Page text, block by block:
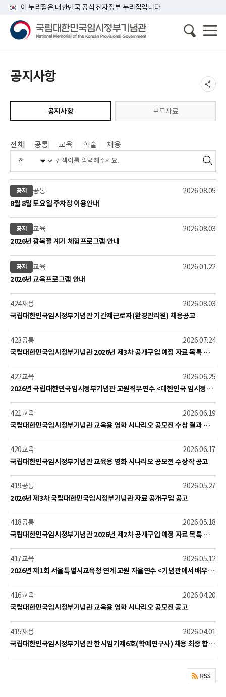
이 누리집은 대한민국 공식 전자정부 누리집입니다.
공지사항
공지사항 보도자료
전체 공통 교육 학술 채용
번
호:
공지
구
분:
공통
제
8월 8일 토요일 주차장 이용안내
게
2026.08.05
번
호:
공지
구
분:
교육
제
2026년 광복절 계기 체험프로그램 안내
게
2026.08.03
번
호:
공지
구
분:
교육
제
2026년 교육프로그램 안내
게
2026.01.22
번
호:
424구
분:
채용
제
국립대한민국임시정부기념관 기간제근로자(환경관리원) 채용공고
게
시
2026.08.03
번
호:
423구
분:
공통
제
국립대한민국임시정부기념관 2026년 제3차 공개구입 예정 자료 목록 공개
게
시
2026.07.24
번
호:
422구
분:
교육
제
2026년 국립대한민국임시정부기념관 교원직무연수 <대한민국 임시정부사, 학교교육 활용 역량 강화 직무연수 - 대한민국 임시정부사, 학교교육에 어떻게 활용할 수 있을까?> 신청 안내
게
시
2026.06.25
번
호:
421구
분:
교육
제
국립대한민국임시정부기념관 교육용 영화 시나리오 공모전 수상 결과 변경 및 재공고
게
시
2026.06.19
번
호:
420구
분:
교육
제
국립대한민국임시정부기념관 교육용 영화 시나리오 공모전 수상작 공고
게
시
2026.06.17
번
호:
419구
분:
공통
제
2026년 제3차 국립대한민국임시정부기념관 자료 공개구입 공고
게
시
2026.05.27
번
호:
418구
분:
공통
제
국립대한민국임시정부기념관 2026년 제2차 공개구입 예정 자료 목록 공개
게
시
2026.05.18
번
호:
417구
분:
교육
제
2026년 제1회 서울특별시교육청 연계 교원 자율연수 <기념관에서 배우는 대한민국 임시정부> 운영 안내(★접수기간 5.13.~5.27.)
게
시
2026.05.12
번
호:
416구
분:
교육
제
국립대한민국임시정부기념관 교육용 영화 시나리오 공모전 공고
게
시
2026.04.20
번
호:
415구
분:
채용
제
국립대한민국임시정부기념관 한시임기제6호(학예연구사) 채용 최종 합격자 발표 공고
게
시
2026.04.01